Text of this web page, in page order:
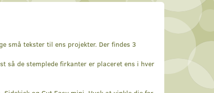
små tekster til ens projekter. Der findes 3
så de stemplede firkanter er placeret ens i hver